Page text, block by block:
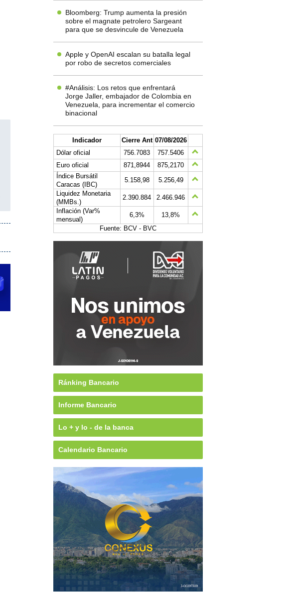
Bloomberg: Trump aumenta la presión
sobre el magnate petrolero Sargeant
para que se desvincule de Venezuela
Apple y OpenAI escalan su batalla legal
por robo de secretos comerciales
#Análisis: Los retos que enfrentará
Jorge Jaller, embajador de Colombia en
Venezuela, para incrementar el comercio
binacional
Indicador Cierre Ant 07/08/2026
Dólar oficial
756.7083
757.5406
Euro oficial
871,8944
875,2170
Índice Bursátil
Caracas (IBC)
5.158,98
5.256,49
Liquidez Monetaria
(MMBs.)
2.390.884
2.466.946
Inflación (Var%
mensual)
6,3%
13,8%
Fuente: BCV - BVC
Ránking Bancario
Informe Bancario
Lo + y lo - de la banca
Calendario Bancario